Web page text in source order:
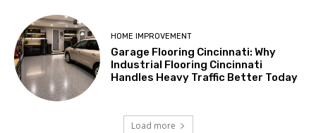
HOME IMPROVEMENT
Garage Flooring Cincinnati: Why
Industrial Flooring Cincinnati
Handles Heavy Traffic Better Today
Load more